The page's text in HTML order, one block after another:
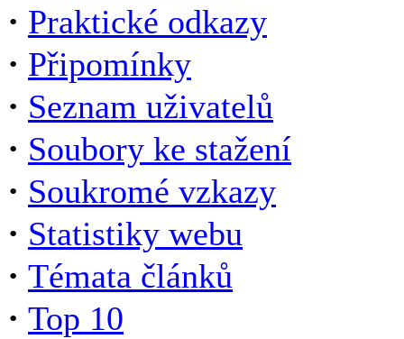
· Praktické odkazy
· Připomínky
· Seznam uživatelů
· Soubory ke stažení
· Soukromé vzkazy
· Statistiky webu
· Témata článků
· Top 10